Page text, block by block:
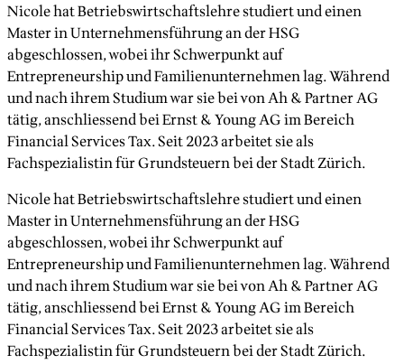
Nicole hat Betriebswirtschaftslehre studiert und einen
Master in Unternehmensführung an der HSG
abgeschlossen, wobei ihr Schwerpunkt auf
Entrepreneurship und Familienunternehmen lag. Während
und nach ihrem Studium war sie bei von Ah & Partner AG
tätig, anschliessend bei Ernst & Young AG im Bereich
Financial Services Tax. Seit 2023 arbeitet sie als
Fachspezialistin für Grundsteuern bei der Stadt Zürich.
Nicole hat Betriebswirtschaftslehre studiert und einen
Master in Unternehmensführung an der HSG
abgeschlossen, wobei ihr Schwerpunkt auf
Entrepreneurship und Familienunternehmen lag. Während
und nach ihrem Studium war sie bei von Ah & Partner AG
tätig, anschliessend bei Ernst & Young AG im Bereich
Financial Services Tax. Seit 2023 arbeitet sie als
Fachspezialistin für Grundsteuern bei der Stadt Zürich.